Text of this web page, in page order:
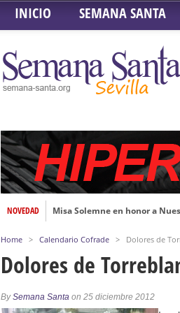
INICIO SEMANA SANTA
NOVEDAD
Misa Solemne en honor a
Función de la Anunciación
Besamanos al Señor del Gran
Solemne y devoto Besamanos
Home > Calendario Cofrade > Dolores de
Dolores de
BySemana Santa on 25 diciembre 2012